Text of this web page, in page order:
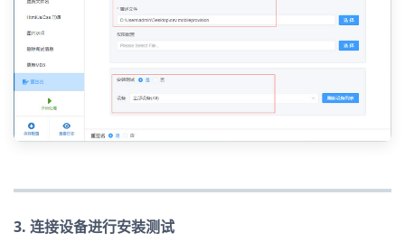
3. 连接设备进行安装测试